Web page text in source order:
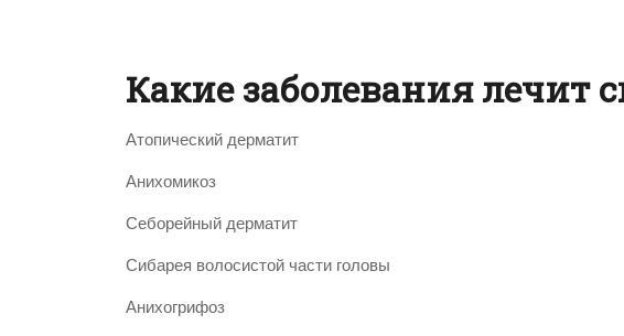
Какие заболевания лечит
Атопический дерматит
Анихомикоз
Себорейный дерматит
Сибарея волосистой части головы
Анихогрифоз